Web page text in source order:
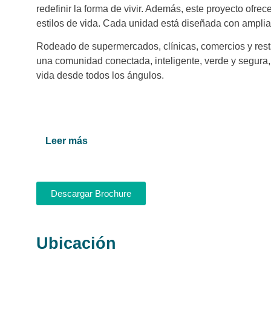
redefinir la forma de vivir. Además, este proyecto
estilos de vida. Cada unidad está diseñada con
Rodeado de supermercados, clínicas, comercios y
una comunidad conectada, inteligente, verde y
vida desde todos los ángulos.
Leer más
Descargar Brochure
Ubicación